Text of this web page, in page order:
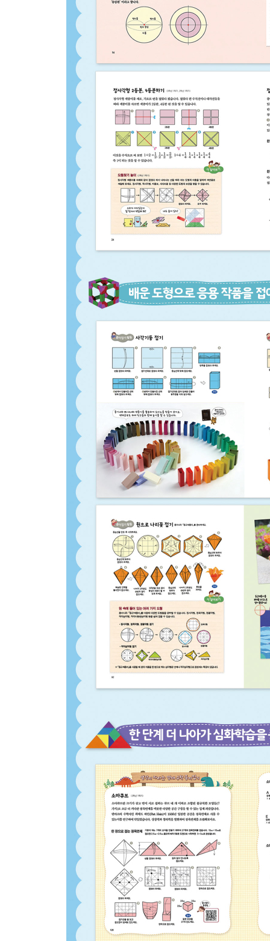
원주율 π종이접기 실습 …94
5. 서로 맞춰 보아요! 합동과 대칭
평면도형의 합동…96
선대칭 도형…98
점대칭 도형…100
점대칭 도형 접기 1 (태극문양) …101
점대칭 도형 접기 2…102
6. 서 있는 입체 도형 각기둥과 각뿔
각기둥…104
삼각기둥 접기…105
사각기둥 접기…106
오각기둥과 육각기둥 접기 …107
각기둥의 겉넓이…108
회전체…109
원기둥 접기…110
원뿔…111
각뿔…112
각뿔과 삼각기둥을 응용한 다면체 접기…113
각뿔의 종류에 따라 완성할 수 있는 다면체…115
각뿔대…116
각뿔대를 응용한 소품상자 접기…117
오각뿔대 접기…118
7. 면이 여러 개라서 다면체
다면체란? …120
정다면체의 특징…121
정사면체란? …122
정육면체란? …124
정육면체 접기·마을 꾸미기…125
소마큐브…126
직육면체…128
직육면체 접기(반닫이) …129
종이도시 만들기 1…130
종이도시 만들기 2(성 : Castle) …132